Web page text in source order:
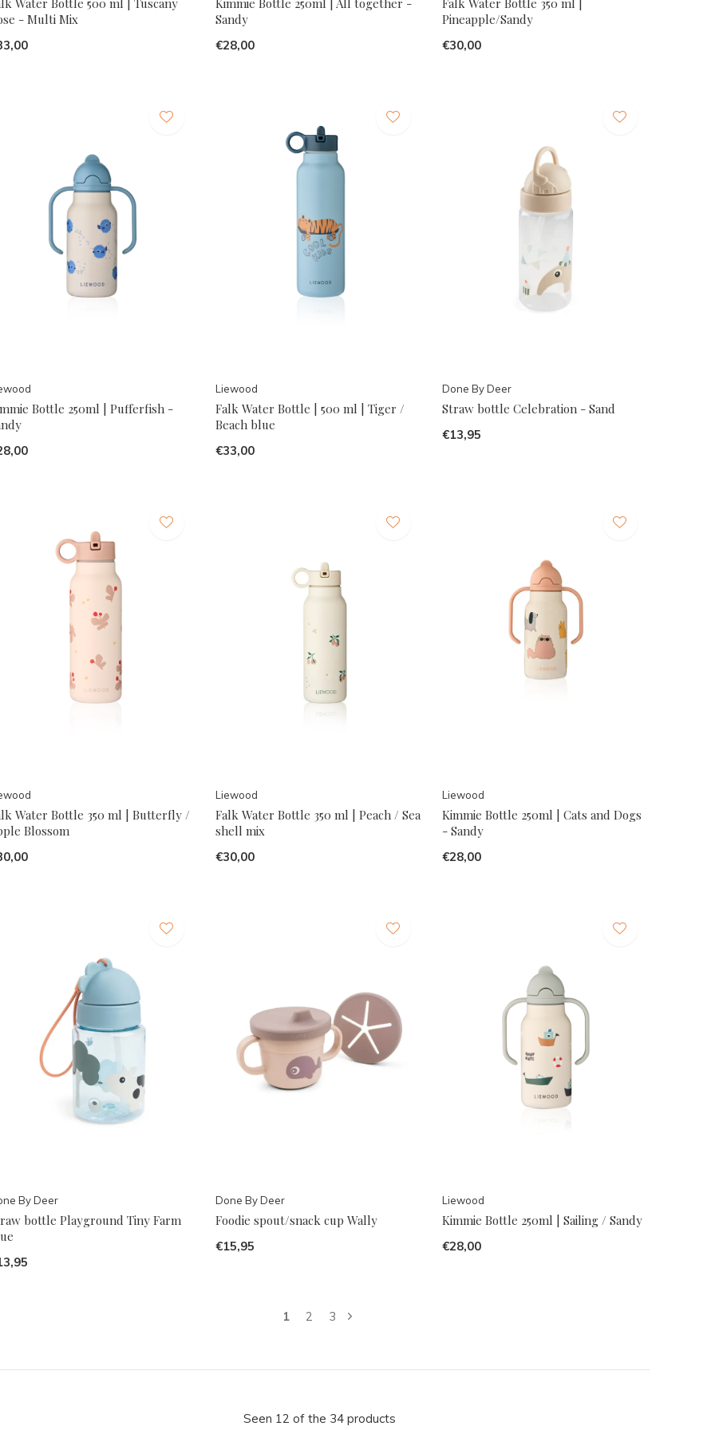
- Multi Mix
Sandy
€28,00
Pineapple/Sandy
€30,00
Bottle 250ml | Pufferfish -
Liewood
Falk Water Bottle | 500 ml | Tiger /
Beach blue
€33,00
Done By Deer
Straw bottle Celebration - Sand
€13,95
Water Bottle 350 ml | Butterfly /
Blossom
Liewood
Falk Water Bottle 350 ml | Peach / Sea
shell mix
€30,00
Liewood
Kimmie Bottle 250ml | Cats and Dogs
- Sandy
€28,00
By Deer
bottle Playground Tiny Farm
Done By Deer
Foodie spout/snack cup Wally
€15,95
Liewood
Kimmie Bottle 250ml | Sailing / Sandy
€28,00
1 2 3
Seen 12 of the 34 products